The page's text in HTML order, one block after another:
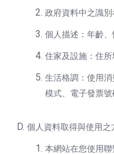
政府資料中之識別
個人描述：年齡、
住家及設施：住所
生活格調：使用
模式、電子發票號
個人資料取得與使用之
本網站在您使用